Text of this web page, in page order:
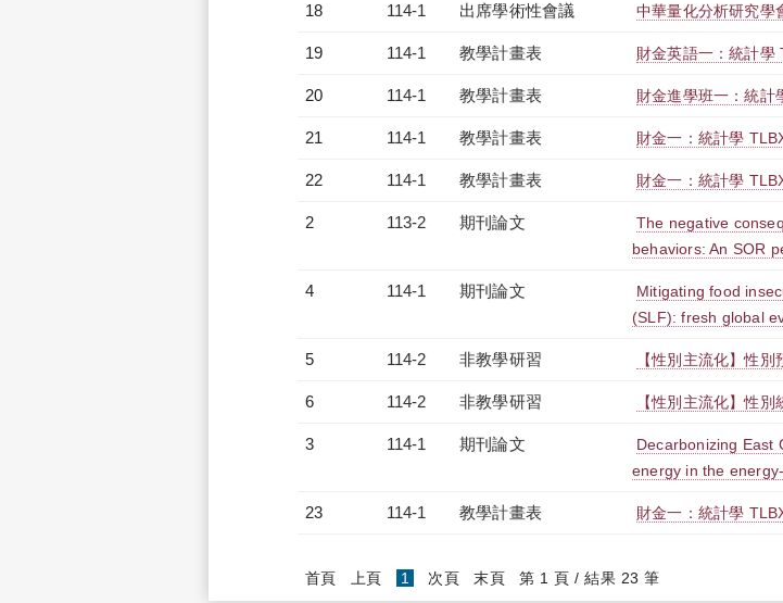
18 114-1 出席學術性會議 中華量化分析研究學
19 114-1 教學計畫表 財金英語一：統計學
20 114-1 教學計畫表 財金進學班一：統計
21 114-1 教學計畫表 財金一：統計學
22 114-1 教學計畫表 財金一：統計學
2 113-2 期刊論文
The negative
behaviors: An SOR
4 114-1 期刊論文
Mitigating food
(SLF): fresh global
5 114-2 非教學研習 【性別主流化】性
6 114-2 非教學研習 【性別主流化】性
3 114-1 期刊論文
Decarbonizing East
energy in the
23 114-1 教學計畫表 財金一：統計學
首頁 上頁 1 (current)
次頁 末頁 第 1 頁 / 結果 23 筆